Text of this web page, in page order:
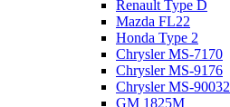
Renault Type D
Mazda FL22
Honda Type 2
Chrysler MS-7170
Chrysler MS-9176
Chrysler MS-90032
GM 1825M